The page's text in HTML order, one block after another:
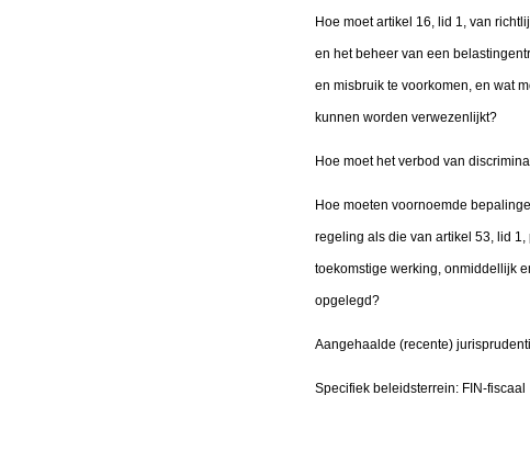
Hoe moet artikel 16, lid 1, van
en het beheer van een
en misbruik te voorkomen, en wat
kunnen worden verwezenlijkt?
Hoe moet het verbod van
Hoe moeten voornoemde
regeling als die van artikel 53, lid
toekomstige werking, onmiddellijk
opgelegd?
Aangehaalde (recente)
Specifiek beleidsterrein: FIN-fiscaal